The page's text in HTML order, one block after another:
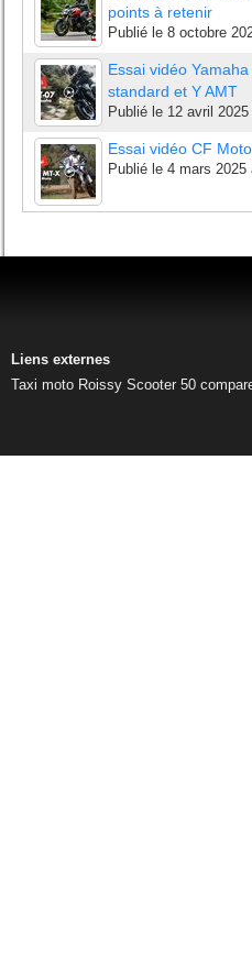
points à retenir
Publié le 8 octobre
Essai vidéo
standard et Y AMT
Publié le 12 avril
Essai vidéo CF
Publié le 4 mars 2025
Liens externes
Taxi moto Roissy Scooter 50